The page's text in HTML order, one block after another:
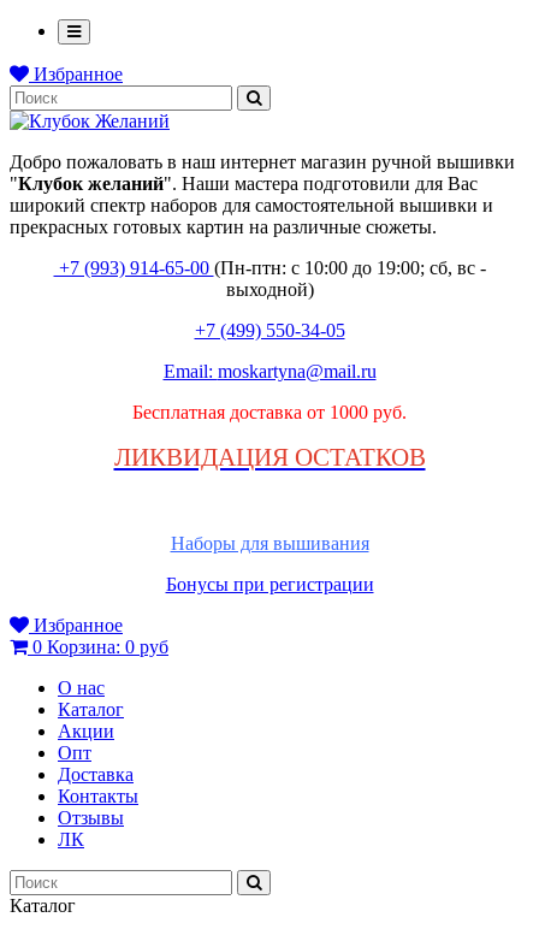
Избранное
Добро пожаловать в наш интернет магазин ручной вышивки
"Клубок желаний". Наши мастера подготовили для Вас
широкий спектр наборов для самостоятельной вышивки и
прекрасных готовых картин на различные сюжеты.
+7 (993) 914-65-00 (Пн-птн: с10:00 до 19:00; сб, вс -
выходной)
+7 (499) 550-34-05
Email: moskartyna@mail.ru
Бесплатная доставка от 1000 руб.
ЛИКВИДАЦИЯ ОСТАТКОВ
Наборы для вышивания
Бонусы при регистрации
Избранное
0 Корзина: 0 руб
О нас
Каталог
Акции
Опт
Доставка
Контакты
Отзывы
ЛК
Каталог